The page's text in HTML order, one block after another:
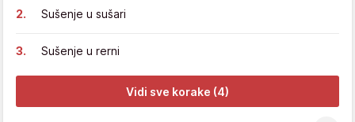
Sušenje u sušari
Sušenje u rerni
Vidi sve korake (4)